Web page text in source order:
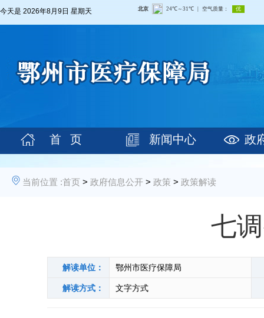
今天是 2026年8月9日 星期天
首 页 新闻中心 政
当前位置 :首页 > 政府信息公开 > 政策 > 政策解读
七
解读单位： 鄂州市医疗保障局
解读方式： 文字方式